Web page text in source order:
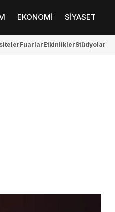
EKONOMİ SİYASET
FuarlarEtkinliklerStüdyolar